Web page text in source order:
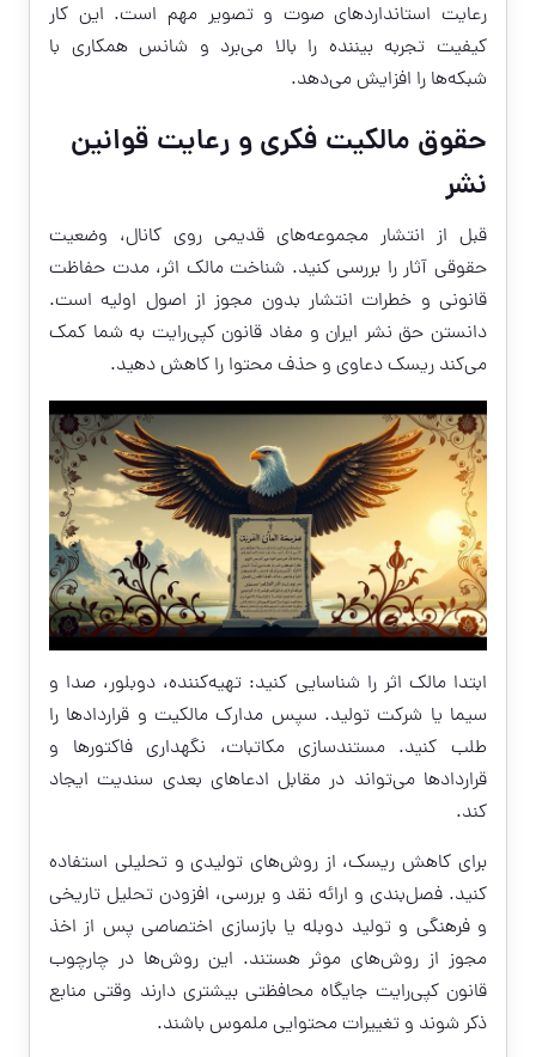
رعایت استانداردهای صوت و تصویر مهم است. این کار
کیفیت تجربه بیننده را بالا می‌برد و شانس همکاری با
شبکه‌ها را افزایش می‌دهد.
حقوق مالکیت فکری و رعایت قوانین
نشر
قبل از انتشار مجموعه‌های قدیمی روی کانال، وضعیت
حقوقی آثار را بررسی کنید. شناخت مالک اثر، مدت حفاظت
قانونی و خطرات انتشار بدون مجوز از اصول اولیه است.
دانستن حق نشر ایران و مفاد قانون کپی‌رایت به شما کمک
می‌کند ریسک دعاوی و حذف محتوا را کاهش دهید.
ابتدا مالک اثر را شناسایی کنید: تهیه‌کننده، دوبلور، صدا و
سیما یا شرکت تولید. سپس مدارک مالکیت و قراردادها را
طلب کنید. مستندسازی مکاتبات، نگهداری فاکتورها و
قراردادها می‌تواند در مقابل ادعاهای بعدی سندیت ایجاد
کند.
برای کاهش ریسک، از روش‌های تولیدی و تحلیلی استفاده
کنید. فصل‌بندی و ارائه نقد و بررسی، افزودن تحلیل تاریخی
و فرهنگی و تولید دوبله یا بازسازی اختصاصی پس از اخذ
مجوز از روش‌های موثر هستند. این روش‌ها در چارچوب
قانون کپی‌رایت جایگاه محافظتی بیشتری دارند وقتی منابع
ذکر شوند و تغییرات محتوایی ملموس باشند.